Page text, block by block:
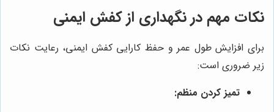
نکات مهم در نگهداری از کفش ایمنی
برای افزایش طول عمر و حفظ کارایی کفش ایمنی، رعایت نکات
زیر ضروری است:
تمیز کردن منظم: